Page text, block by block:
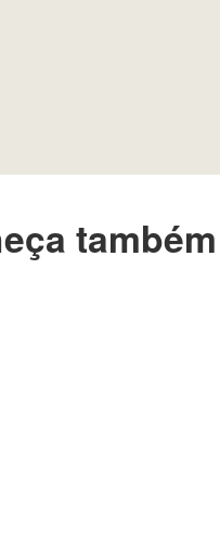
também